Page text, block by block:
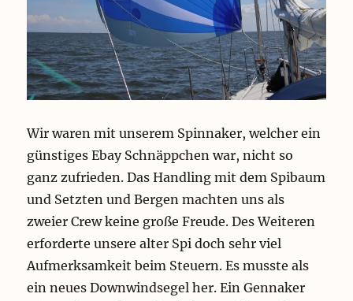
Wir waren mit unserem Spinnaker, welcher ein
günstiges Ebay Schnäppchen war, nicht so
ganz zufrieden. Das Handling mit dem Spibaum
und Setzten und Bergen machten uns als
zweier Crew keine große Freude. Des Weiteren
erforderte unsere alter Spi doch sehr viel
Aufmerksamkeit beim Steuern. Es musste als
ein neues Downwindsegel her. Ein Gennaker